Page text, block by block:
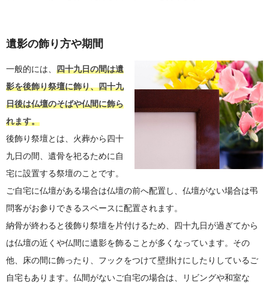
遺影の飾り方や期間
一般的には、 四十九日の間は遺
影を後飾り祭壇に飾り、四十九
日後は仏壇のそばや仏間に飾ら
れます。
後飾り祭壇とは、火葬から四十
九日の間、遺骨を祀るために自
宅に設置する祭壇のことです。
ご自宅に仏壇がある場合は仏壇の前へ配置し、仏壇がない場合は弔
問客がお参りできるスペースに配置されます。
納骨が終わると後飾り祭壇を片付けるため、四十九日が過ぎてから
は仏壇の近くや仏間に遺影を飾ることが多くなっています。その
他、床の間に飾ったり、フックをつけて壁掛けにしたりしているご
自宅もあります。仏間がないご自宅の場合は、リビングや和室な